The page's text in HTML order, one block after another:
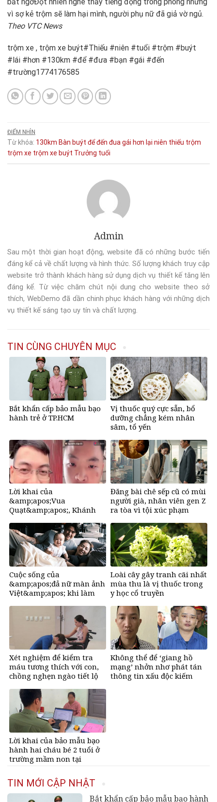
vì sợ kẻ trộm sẽ làm hại mình, người phụ nữ đã giả vờ ngủ.
Theo VTC News
trộm xe , trộm xe buýt#Thiếu #niên #tuổi #trộm #buýt
#lái #hơn #130km #để #đưa #bạn #gái #đến
#trường1774176585
ĐIỂM NHÌN
Từ khóa: 130km Bàn buýt đểđến đuagái hơn lại niên thiếu trộm
trộm xe trộm xe buýt Trưởng tuổi
Admin
Sau một thời gian hoạt động, website đã có những bước tiến
đáng kể cả về chất lượng và hình thức. Số lượng khách truy cập
website trở thành khách hàng sử dụng dịch vụ thiết kế tăng lên
đáng kể. Từ việc chăm chút nội dung cho website theo sở
thích, WebDemo đã dần chinh phục khách hàng với những dịch
vụ thiết kế sáng tạo uy tín và chất lượng.
TIN CÙNG CHUYÊN MỤC
Bắt khẩn cấp bảo mẫu bạo
hành trẻ ở TP.HCM
Vị thuốc quý cực sẵn, bổ
dưỡng chẳng kém nhân
sâm, tổ yến
Lời khai của
&amp;apos;Vua
Quạt&amp;apos;, Khánh
và Hồ Văn Khoa
Đăng bài chê sếp cũ có mùi
người già, nhân viên gen Z
ra tòa vì tội xúc phạm
Cuộc sống của
&amp;apos;đả nữ màn ảnh
Việt&amp;apos; khi làm
Loài cây gây tranh cãi nhất
mùa thu là vị thuốc trong
y học cổ truyền
Xét nghiệm để kiểm tra
máu tương thích với con,
chồng nghẹn ngào tiết lộ
Không thể để ‘giang hồ
mạng’ nhởn nhơ phát tán
thông tin xấu độc kiếm
Lời khai của bảo mẫu bạo
hành hai cháu bé 2 tuổi ở
trường mầm non tại
TIN MỚI CẬP NHẬT
Bắt khẩn cấp bảo mẫu bạo hành